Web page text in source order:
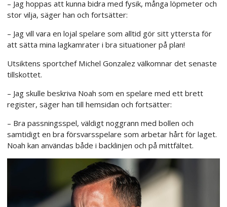
– Jag hoppas att kunna bidra med fysik, många löpmeter och
stor vilja, säger han och fortsätter:
– Jag vill vara en lojal spelare som alltid gör sitt yttersta för
att sätta mina lagkamrater i bra situationer på plan!
Utsiktens sportchef Michel Gonzalez välkomnar det senaste
tillskottet.
– Jag skulle beskriva Noah som en spelare med ett brett
register, säger han till hemsidan och fortsätter:
– Bra passningsspel, väldigt noggrann med bollen och
samtidigt en bra försvarsspelare som arbetar hårt för laget.
Noah kan användas både i backlinjen och på mittfältet.